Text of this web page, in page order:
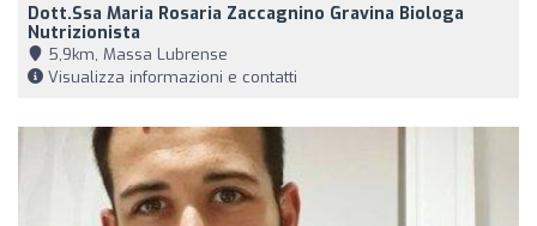
Dott.ssa Maria Rosaria Zaccagnino Gravina Biologa
Nutrizionista
5,9km, Massa Lubrense
Visualizza informazioni e contatti